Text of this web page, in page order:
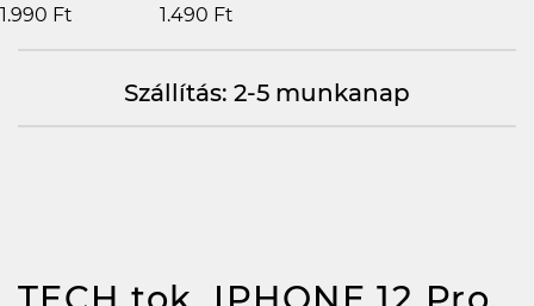
1.990 Ft 1.490 Ft
Szállítás: 2-5 munkanap